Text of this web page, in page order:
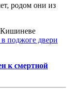
родом они из
Кишиневе
поджоге двери
к смертной